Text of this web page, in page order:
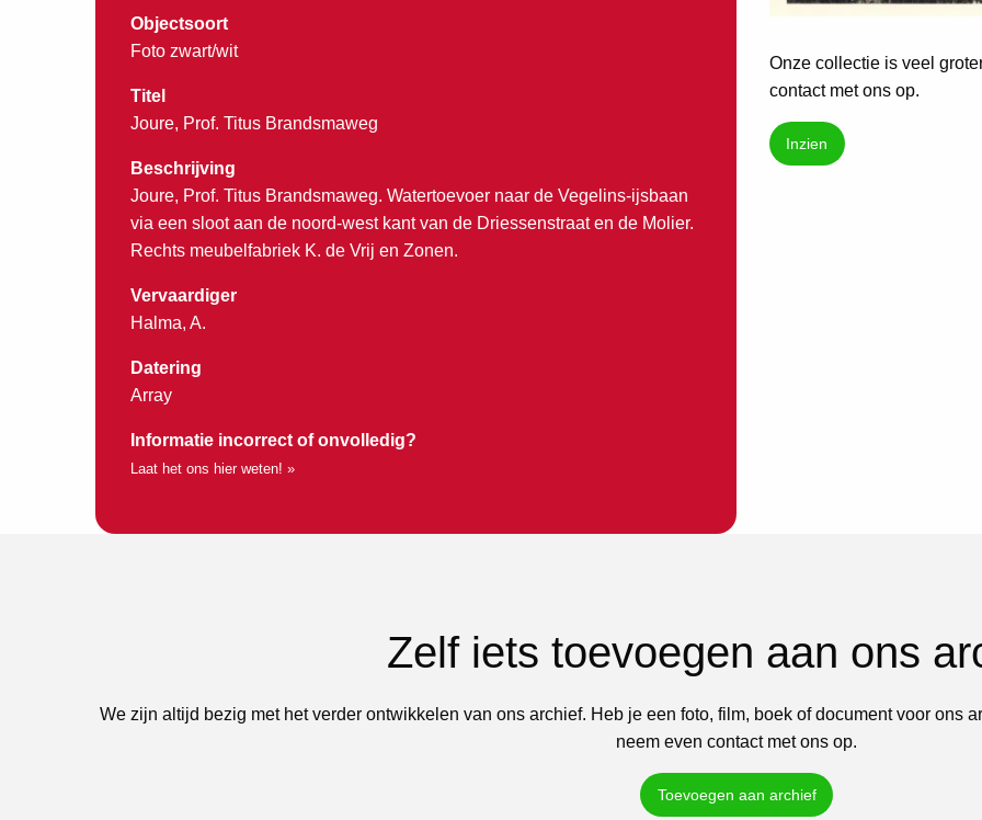
Objectsoort
Foto zwart/wit
Titel
Joure, Prof. Titus Brandsmaweg
Beschrijving
Joure, Prof. Titus Brandsmaweg. Watertoevoer naar de Vegelins-ijsbaan
via een sloot aan de noord-west kant van de Driessenstraat en de Molier.
Rechts meubelfabriek K. de Vrij en Zonen.
Vervaardiger
Halma, A.
Datering
Array
Informatie incorrect of onvolledig?
Laat het ons hier weten! »
Onze collectie is veel
contact met ons op.
Inzien
Zelf iets toevoegen aan ons
We zijn altijd bezig met het verder ontwikkelen van ons archief. Heb je een foto, film, boek of document voor ons
neem even contact met ons op.
Toevoegen aan archief